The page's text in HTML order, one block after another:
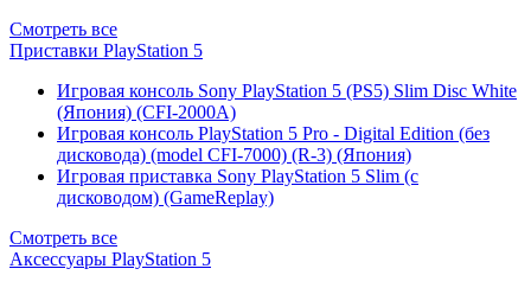
Смотреть все
Приставки PlayStation 5
Игровая консоль Sony PlayStation 5 (PS5) Slim Disc White
(Япония) (CFI-2000A)
Игровая консоль PlayStation 5 Pro - Digital Edition (без
дисковода) (model CFI-7000) (R-3) (Япония)
Игровая приставка Sony PlayStation 5 Slim (с
дисководом) (GameReplay)
Смотреть все
Аксессуары PlayStation 5